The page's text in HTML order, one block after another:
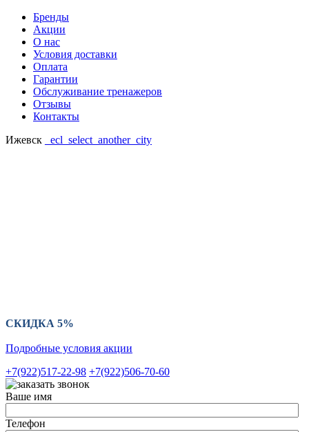
Бренды
Акции
О нас
Условия доставки
Оплата
Гарантии
Обслуживание тренажеров
Отзывы
Контакты
Ижевск
_ecl_select_another_city
СКИДКА 5%
Подробные условия акции
+7(922)517-22-98 +7(922)506-70-60
Ваше имя
Телефон